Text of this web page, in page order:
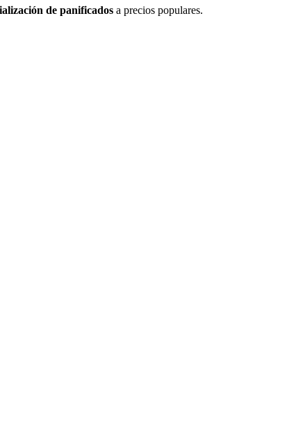
de panificados a precios populares.